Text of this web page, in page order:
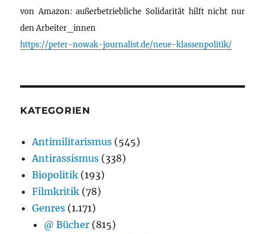
von Amazon: außerbetriebliche Solidarität hilft nicht nur
den Arbeiter_innen
https://peter-nowak-journalist.de/neue-klassenpolitik/
KATEGORIEN
Antimilitarismus (545)
Antirassismus (338)
Biopolitik (193)
Filmkritik (78)
Genres (1.171)
@ Bücher (815)